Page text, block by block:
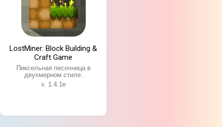
LostMiner: Block Building &
Craft Game
Пиксельная песочница в
двухмерном стиле.
v. 1.4.1e